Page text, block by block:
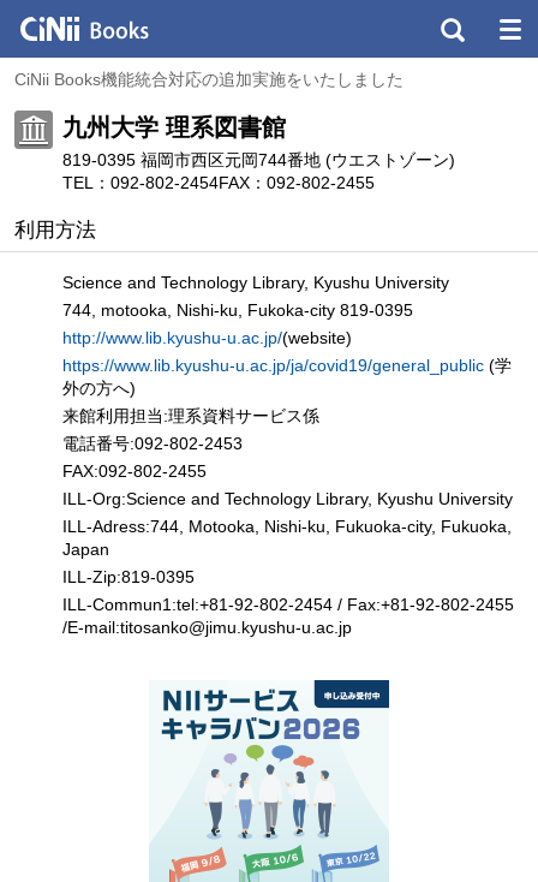
CiNii Books機能統合対応の追加実施をいたしました
九州大学 理系図書館
819-0395 福岡市西区元岡744番地 (ウエストゾーン)
TEL：092-802-2454FAX：092-802-2455
利用方法
Science and Technology Library, Kyushu University
744, motooka, Nishi-ku, Fukoka-city 819-0395
http://www.lib.kyushu-u.ac.jp/(website)
https://www.lib.kyushu-u.ac.jp/ja/covid19/general_public (学
外の方へ)
来館利用担当:理系資料サービス係
電話番号:092-802-2453
FAX:092-802-2455
ILL-Org:Science and Technology Library, Kyushu University
ILL-Adress:744, Motooka, Nishi-ku, Fukuoka-city, Fukuoka,
Japan
ILL-Zip:819-0395
ILL-Commun1:tel:+81-92-802-2454 / Fax:+81-92-802-2455
/E-mail:titosanko@jimu.kyushu-u.ac.jp